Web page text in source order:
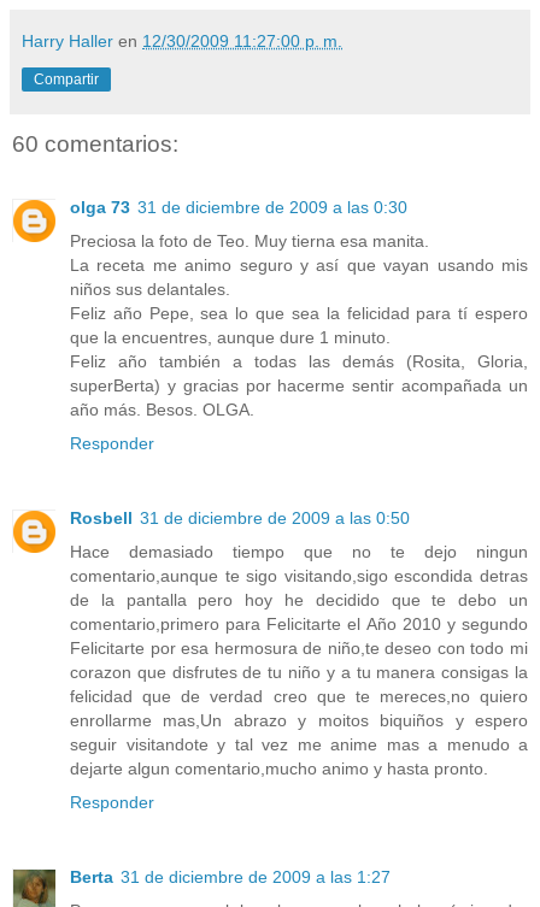
Harry Haller en 12/30/2009 11:27:00 p. m.
Compartir
60 comentarios:
olga 73 31 de diciembre de 2009 a las 0:30
Preciosa la foto de Teo. Muy tierna esa manita.
La receta me animo seguro y así que vayan usando mis
niños sus delantales.
Feliz año Pepe, sea lo que sea la felicidad para tí espero
que la encuentres, aunque dure 1 minuto.
Feliz año también a todas las demás (Rosita, Gloria,
superBerta) y gracias por hacerme sentir acompañada un
año más. Besos. OLGA.
Responder
Rosbell 31 de diciembre de 2009 a las 0:50
Hace demasiado tiempo que no te dejo ningun
comentario,aunque te sigo visitando,sigo escondida detras
de la pantalla pero hoy he decidido que te debo un
comentario,primero para Felicitarte el Año 2010 y segundo
Felicitarte por esa hermosura de niño,te deseo con todo mi
corazon que disfrutes de tu niño y a tu manera consigas la
felicidad que de verdad creo que te mereces,no quiero
enrollarme mas,Un abrazo y moitos biquiños y espero
seguir visitandote y tal vez me anime mas a menudo a
dejarte algun comentario,mucho animo y hasta pronto.
Responder
Berta 31 de diciembre de 2009 a las 1:27